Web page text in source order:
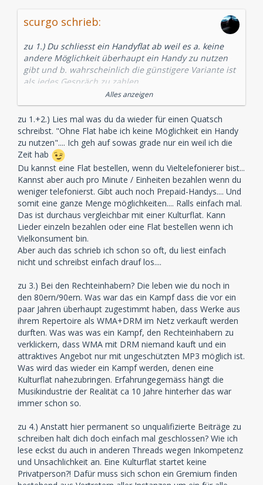
scurgo schrieb:
zu 1.) Du schliesst ein Handyflat ab weil es a. keine
andere Möglichkeit überhaupt ein Handy zu nutzen
gibt und b. wahrscheinlich die günstigere Variante ist
als jedes Gespräch zu zahlen.
zu 2.) Das kann man aber, auch wenn ich mich
wiederhole, nicht mit dem Internet vergleichen.
zu 3.) Wenn ein solches Projekt interessant wäre, dann
hätten es längst Firmen wie Google etc. versucht. Ein
Beispiel war/ist MySpace, das ist in die Bux gegangen,
als die mehr und mehr Werbung statt vernünfitigen
Content geschaltet haben.
zu 4.) Aber ein Vorschlag, anstatt hier rumzutönen,
mach es, Gründe deine Kulturflat, aber bitte nur mit
legalem Content, dann bist du wenigstens beschäftigt.
Du bist doch so überzeugt, also Konzept erstellen, ab
zur Bank Existenzgründungskredit mit deinem
Alles anzeigen
zu 1.+2.) Lies mal was du da wieder für einen Quatsch
schreibst. "Ohne Flat habe ich keine Möglichkeit ein Handy
zu nutzen".... Ich geh auf sowas grade nur ein weil ich die
Zeit hab
Du kannst eine Flat bestellen, wenn du Vieltelefonierer bist...
Kannst aber auch pro Minute / Einheiten bezahlen wenn du
weniger telefonierst. Gibt auch noch Prepaid-Handys.... Und
somit eine ganze Menge möglichkeiten.... Ralls einfach mal.
Das ist durchaus vergleichbar mit einer Kulturflat. Kann
Lieder einzeln bezahlen oder eine Flat bestellen wenn ich
Vielkonsument bin.
Aber auch das schrieb ich schon so oft, du liest einfach
nicht und schreibst einfach drauf los....
zu 3.) Bei den Rechteinhabern? Die leben wie du noch in
den 80ern/90ern. Was war das ein Kampf dass die vor ein
paar Jahren überhaupt zugestimmt haben, dass Werke aus
ihrem Repertoire als WMA+DRM im Netz verkauft werden
durften. Was was was ein Kampf, den Rechteinhabern zu
verklickern, dass WMA mit DRM niemand kauft und ein
attraktives Angebot nur mit ungeschützten MP3 möglich ist.
Was wird das wieder ein Kampf werden, denen eine
Kulturflat nahezubringen. Erfahrungegemäss hängt die
Musikindustrie der Realität ca 10 Jahre hinterher das war
immer schon so.
zu 4.) Anstatt hier permanent so unqualifizierte Beiträge zu
schreiben halt dich doch einfach mal geschlossen? Wie ich
lese eckst du auch in anderen Threads wegen Inkompetenz
und Unsachlichkeit an. Eine Kulturflat startet keine
Privatperson?! Dafür muss sich schon ein Gremium finden